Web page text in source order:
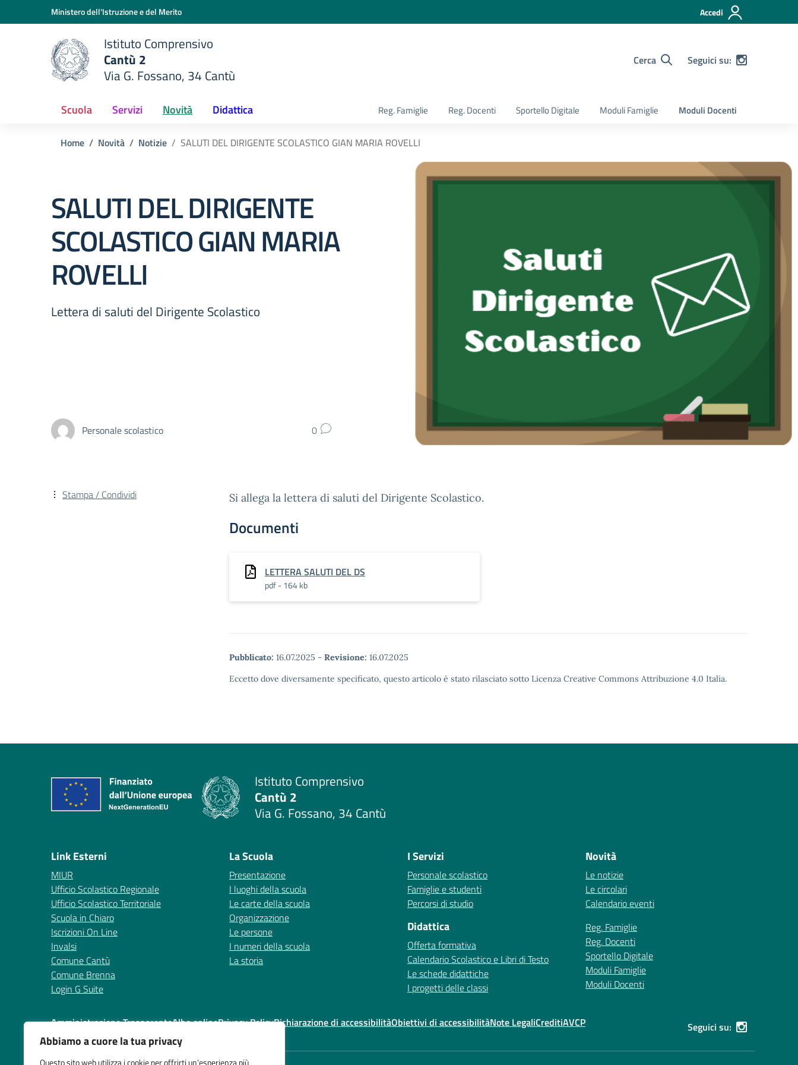
Abbiamo a cuore la tua privacy
Questo sito web utilizza i cookie per offrirti un’esperienza più
Vai ai contenuti
Vai al menu di navigazioneMinistero dell'Istruzione e del Merito Accedi
scuola
Istituto Comprensivo
Cantù 2
Via G. Fossano, 34 Cantù
Cerca Seguici su:
Scuola Servizi Novità Didattica Reg. Famiglie Reg. Docenti Sportello Digitale Moduli Famiglie Moduli Docenti
Home Novità Notizie SALUTI DEL DIRIGENTE SCOLASTICO GIAN MARIA ROVELLI
SALUTI DEL DIRIGENTE
SCOLASTICO GIAN MARIA
ROVELLI
Lettera di saluti del Dirigente Scolastico
Personale scolastico 0
Si allega la lettera di saluti del Dirigente Scolastico.
Documenti
LETTERA SALUTI DEL DS
pdf - 164 kb
Pubblicato: 16.07.2025 - Revisione: 16.07.2025
Eccetto dove diversamente specificato, questo articolo è stato rilasciato sotto Licenza Creative Commons Attribuzione 4.0 Italia.
Stampa / Condividi
Istituto Comprensivo
Cantù 2
Via G. Fossano, 34 Cantù
Link Esterni
MIUR
Ufficio Scolastico Regionale
Ufficio Scolastico Territoriale
Scuola in Chiaro
Iscrizioni On Line
Invalsi
Comune Cantù
Comune Brenna
Login G Suite
La Scuola
Presentazione
I luoghi della scuola
Le carte della scuola
Organizzazione
Le persone
I numeri della scuola
La storia
I Servizi
Personale scolastico
Famiglie e studenti
Percorsi di studio
Didattica
Offerta formativa
Calendario Scolastico e Libri di Testo
Le schede didattiche
I progetti delle classi
Novità
Le notizie
Le circolari
Calendario eventi
Reg. Famiglie
Reg. Docenti
Sportello Digitale
Moduli Famiglie
Moduli Docenti
Amministrazione TrasparenteAlbo onlinePrivacy PolicyDichiarazione di accessibilitàObiettivi di accessibilitàNote LegaliCreditiAVCP Seguici su: